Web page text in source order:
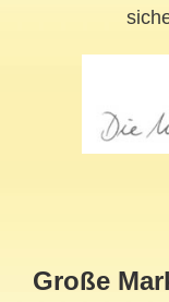
Große